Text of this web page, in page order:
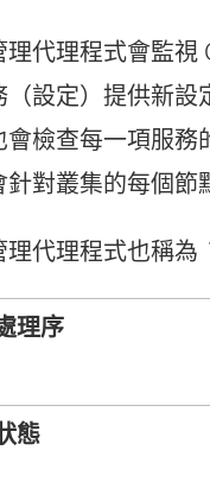
理代理程式會監
（設定）提供新設
會檢查每一項服
針對叢集的每個節
理代理程式也稱為
理序
態